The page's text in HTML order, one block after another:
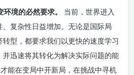
境的必然要求。
当前，世界进入
复杂性日益增加。无论是国际局
型，都要求我们以更快的速度学习
迅速将其转化为解决实际问题的能
能在变局中开新局，在挑战中寻机